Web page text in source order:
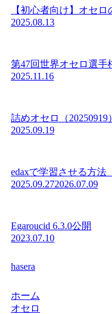
【初心者向け】オセロ
2025.08.13
第47回世界オセロ選手
2025.11.16
詰めオセロ（20250919）
2025.09.19
edaxで学習させる方法
2025.09.272026.07.09
Egaroucid 6.3.0公開
2023.07.10
hasera
ホーム
オセロ